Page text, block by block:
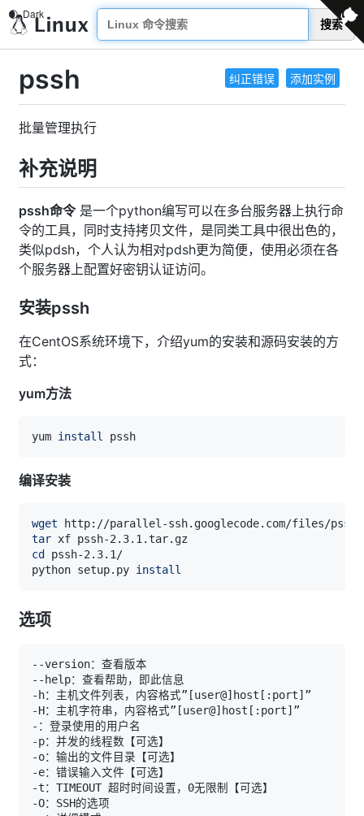
搜索
纠正错误 添加实例
pssh
批量管理执行
补充说明
pssh命令是一个python编写可以在多台服务器上执行命
令的工具，同时支持拷贝文件，是同类工具中很出色的，
类似pdsh，个人认为相对pdsh更为简便，使用必须在各
个服务器上配置好密钥认证访问。
安装pssh
在CentOS系统环境下，介绍yum的安装和源码安装的方
式：
yum方法
yum install
编译安装
wget
tar
cd
python setup.py install
选项
-h：主机文件列表，内容格式” [user@] host [ :port]
-H：主机字符串，内容格式” [user@] host [ :port]